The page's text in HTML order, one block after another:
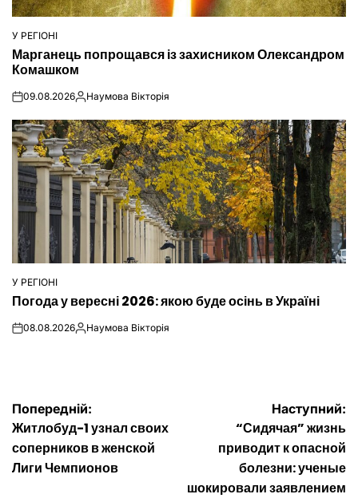
ОПУБЛІКУВАТИ
У
У РЕГІОНІ
Марганець попрощався із захисником Олександром
Комашком
on09.08.2026Опубліковано
Наумова Вікторія
ОПУБЛІКУВАТИ
У РЕГІОНІ
Погода у вересні 2026: якою буде осінь в Україні
on08.08.2026Опубліковано
Наумова Вікторія
Навігація
записів
Попередній:
Житлобуд-1 узнал своих
соперников в женской
Лиги Чемпионов
Наступний:
“Сидячая” жизнь
приводит к опасной
болезни: ученые
шокировали заявлением